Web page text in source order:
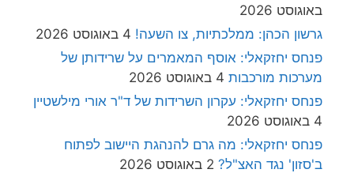
באוגוסט 2026
גרשון הכהן: ממלכתיות, צו השעה! 4 באוגוסט 2026
פנחס יחזקאלי: אוסף המאמרים על שרידותן של
מערכות מורכבות 4 באוגוסט 2026
פנחס יחזקאלי: עקרון השרידות של ד"ר אורי מילשטיין
4 באוגוסט 2026
פנחס יחזקאלי: מה גרם להנהגת היישוב לפתוח
ב'סזון' נגד האצ"ל? 2 באוגוסט 2026